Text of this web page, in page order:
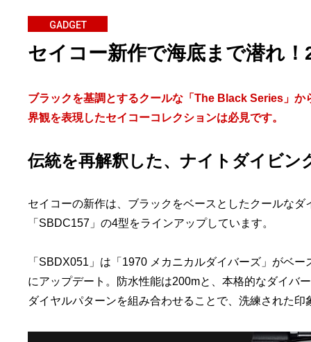
GADGET
セイコー新作で海底まで潜れ
ブラックを基調とするクールな「The Black Series」
界観を表現したセイコーコレクションは必見です。
伝統を再解釈した、ナイトダイビン
セイコーの新作は、ブラックをベースとしたクールな
「SBDC157」の4型をラインアップしています。
「SBDX051」は「1970 メカニカルダイバーズ」がベ
にアップデート。防水性能は200mと、本格的なダイバ
ダイヤルパターンを組み合わせることで、洗練された印